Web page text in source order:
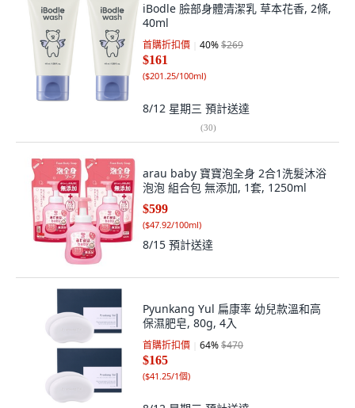
iBodle 臉部身體清潔乳 草本花香, 2條,
40ml
首購折扣價 40%$269
$161
($201.25/100ml)
8/12 星期三 預計送達
(30)
arau baby 寶寶泡全身 2合1洗髮沐浴
泡泡 組合包 無添加, 1套, 1250ml
$599
($47.92/100ml)
8/15 預計送達
Pyunkang Yul 扁康率 幼兒款溫和高
保濕肥皂, 80g, 4入
首購折扣價 64%$470
$165
($41.25/1個)